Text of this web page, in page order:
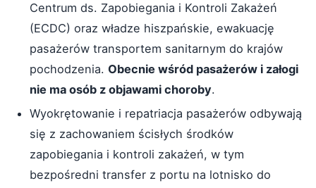
Centrum ds. Zapobiegania i Kontroli Zakażeń
(ECDC) oraz władze hiszpańskie, ewakuację
pasażerów transportem sanitarnym do krajów
pochodzenia. Obecnie wśród pasażerów i załogi
nie ma osób z objawami choroby.
Wyokrętowanie i repatriacja pasażerów odbywają
się z zachowaniem ścisłych środków
zapobiegania i kontroli zakażeń, w tym
bezpośredni transfer z portu na lotnisko do